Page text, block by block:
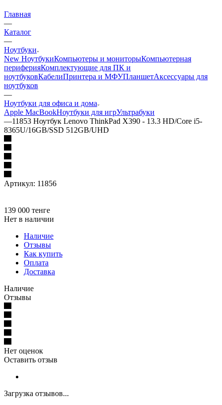
Главная
—
Каталог
—
Ноутбуки
New НоутбукиКомпьютеры и мониторыКомпьютерная
периферияКомплектующие для ПК и
ноутбуковКабелиПринтера и МФУПланшетАксессуары для
ноутбуков
—
Ноутбуки для офиса и дома
Apple MacBookНоутбуки для игрУльтрабуки
—11853 Ноутбук Lenovo ThinkPad X390 - 13.3 HD/Core i5-
8365U/16GB/SSD 512GB/UHD
Артикул: 11856
139 000 тенге
Нет в наличии
Наличие
Отзывы
Как купить
Оплата
Доставка
Наличие
Отзывы
Нет оценок
Оставить отзыв
Загрузка отзывов...